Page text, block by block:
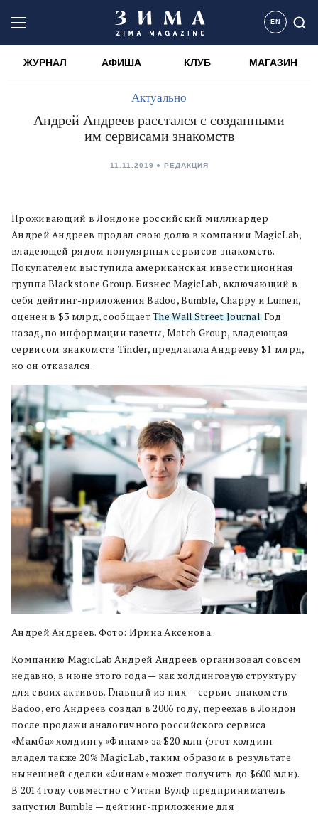
EN
ЖУРНАЛ АФИША КЛУБ МАГАЗИН
Актуально
Андрей Андреев расстался с созданными
им сервисами знакомств
11.11.2019 РЕДАКЦИЯ
Проживающий в Лондоне российский миллиардер
Андрей Андреев продал свою долю в компании MagicLab,
владеющей рядом популярных сервисов знакомств.
Покупателем выступила американская инвестиционная
группа Blackstone Group. Бизнес MagicLab, включающий в
себя дейтинг-приложения Badoo, Bumble, Chappy и Lumen,
оценен в $3 млрд, сообщаетThe Wall Street Journal. Год
назад, по информации газеты, Match Group, владеющая
сервисом знакомств Tinder, предлагала Андрееву $1 млрд,
но он отказался.
Андрей Андреев. Фото: Ирина Аксенова.
Компанию MagicLab Андрей Андреев организовал совсем
недавно, в июне этого года — как холдинговую структуру
для своих активов. Главный из них — сервис знакомств
Badoo, его Андреев создал в 2006 году, переехав в Лондон
после продажи аналогичного российского сервиса
«Мамба» холдингу «Финам» за $20 млн (этот холдинг
владел также 20% MagicLab, таким образом в результате
нынешней сделки «Финам» может получить до $600 млн).
В 2014 году совместно с Уитни Вулф предприниматель
запустил Bumble — дейтинг-приложение для